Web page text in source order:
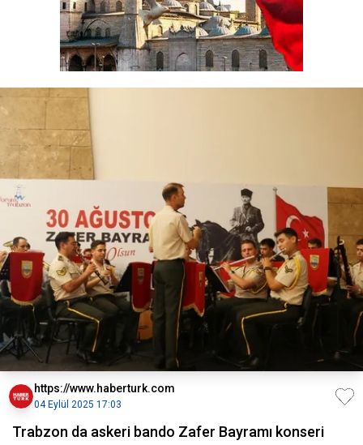
https://www.haberturk.com
04 Eylül 2025 17:03
Trabzon da askeri bando Zafer Bayramı konseri